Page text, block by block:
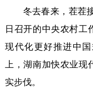
辽宁 吉林
浙江 安徽
山东 河南
广东 广西
四川
冬去春来，茬茬接
日召开的中央农村工
现代化更好推进中
上，湖南加快农业
实步伐。